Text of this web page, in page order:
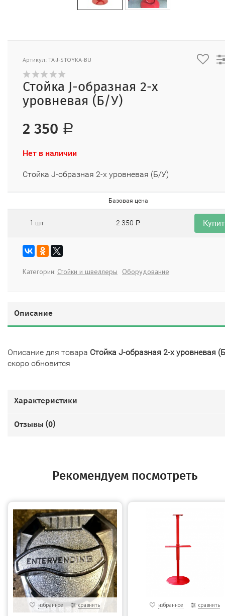
Артикул: TA-J-STOYKA-BU
Стойка J-образная 2-х
уровневая (Б/У)
2 350 Р
Нет в наличии
Стойка J-образная 2-х уровневая (Б/У)
Базовая цена
1 шт 2 350 Р
Категории: Стойки и швеллеры Оборудование
Описание
Описание для товара Стойка J-образная 2-х уровневая
скоро обновится
Характеристики
Отзывы (0)
Рекомендуем посмотреть
избранное сравнить избранное сравнить